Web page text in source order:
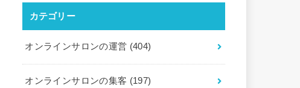
カテゴリー
オンラインサロンの運営 (404)
オンラインサロンの集客 (197)